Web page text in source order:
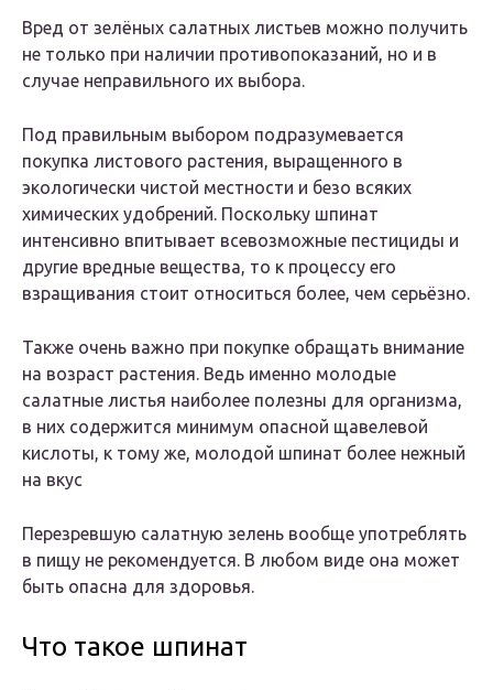
Вред от зелёных салатных листьев можно получить
не только при наличии противопоказаний, но и в
случае неправильного их выбора.
Под правильным выбором подразумевается
покупка листового растения, выращенного в
экологически чистой местности и безо всяких
химических удобрений. Поскольку шпинат
интенсивно впитывает всевозможные пестициды и
другие вредные вещества, то к процессу его
взращивания стоит относиться более, чем серьёзно.
Также очень важно при покупке обращать внимание
на возраст растения. Ведь именно молодые
салатные листья наиболее полезны для организма,
в них содержится минимум опасной щавелевой
кислоты, к тому же, молодой шпинат более нежный
на вкус
Перезревшую салатную зелень вообще употреблять
в пищу не рекомендуется. В любом виде она может
быть опасна для здоровья.
Что такое шпинат